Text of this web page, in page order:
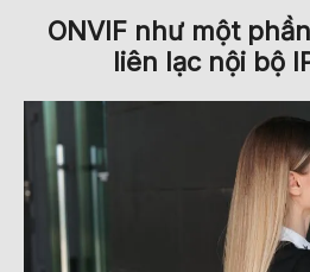
ONVIF như một
liên lạc nội bộ